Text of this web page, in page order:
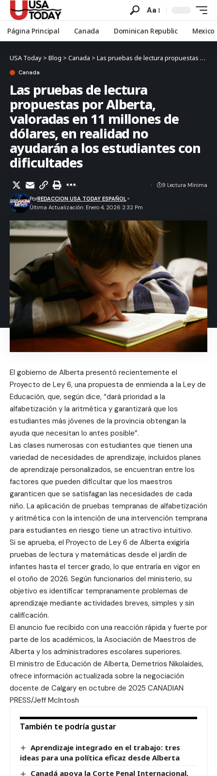
Aa
Página Principal Canada Dominican Republic Mexico
USA Today > Blog > Canada > Las pruebas de lectura propuestas por Alberta, valoradas en 11 millones de dólares, en realidad no ayudarán a los estudiantes con dificultades
Canada
Las pruebas de lectura
propuestas por Alberta,
valoradas en 11 millones de
dólares, en realidad no
ayudarán a los estudiantes con
dificultades
Última Actualización: Enero 4, 2026 2:32 Pm
PorREDACCION USA TODAY ESPAÑOL
9 Lectura Mínima
El gobierno de Alberta presentó recientemente el
Proyecto de Ley 6, una propuesta de enmienda a la Ley de
Educación, que, según dice, “dará prioridad a la
alfabetización y la aritmética y garantizará que los
estudiantes más jóvenes de la provincia obtengan la
ayuda que necesitan lo antes posible”.
Las clases numerosas con estudiantes que tienen una
variedad de necesidades de aprendizaje, incluidos planes
de aprendizaje personalizados, se encuentran entre los
factores que pueden dificultar que los maestros
garanticen que se satisfagan las necesidades de cada
niño. La aplicación de pruebas tempranas de alfabetización
y aritmética con la intención de una intervención temprana
para estudiantes en riesgo tiene un atractivo intuitivo.
Si se aprueba, el Proyecto de Ley 6 de Alberta exigiría
pruebas de lectura y matemáticas desde el jardín de
infantes hasta el tercer grado, lo que entraría en vigor en
el otoño de 2026. Según funcionarios del ministerio, su
objetivo es identificar tempranamente problemas de
aprendizaje mediante actividades breves, simples y sin
calificación.
El anuncio fue recibido con una reacción rápida y fuerte por
parte de los académicos, la Asociación de Maestros de
Alberta y los administradores escolares superiores.
El ministro de Educación de Alberta, Demetrios Nikolaides,
ofrece información actualizada sobre la negociación
docente de Calgary en octubre de 2025 CANADIAN
PRESS/Jeff McIntosh
También te podría gustar
Aprendizaje integrado en el trabajo: tres
ideas para una política eficaz desde Alberta
Canadá apoya la Corte Penal Internacional,